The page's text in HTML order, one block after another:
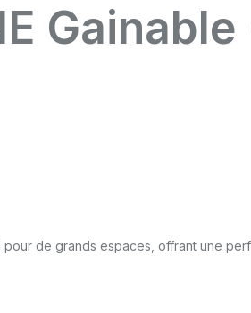
pour de grands espaces, offrant une